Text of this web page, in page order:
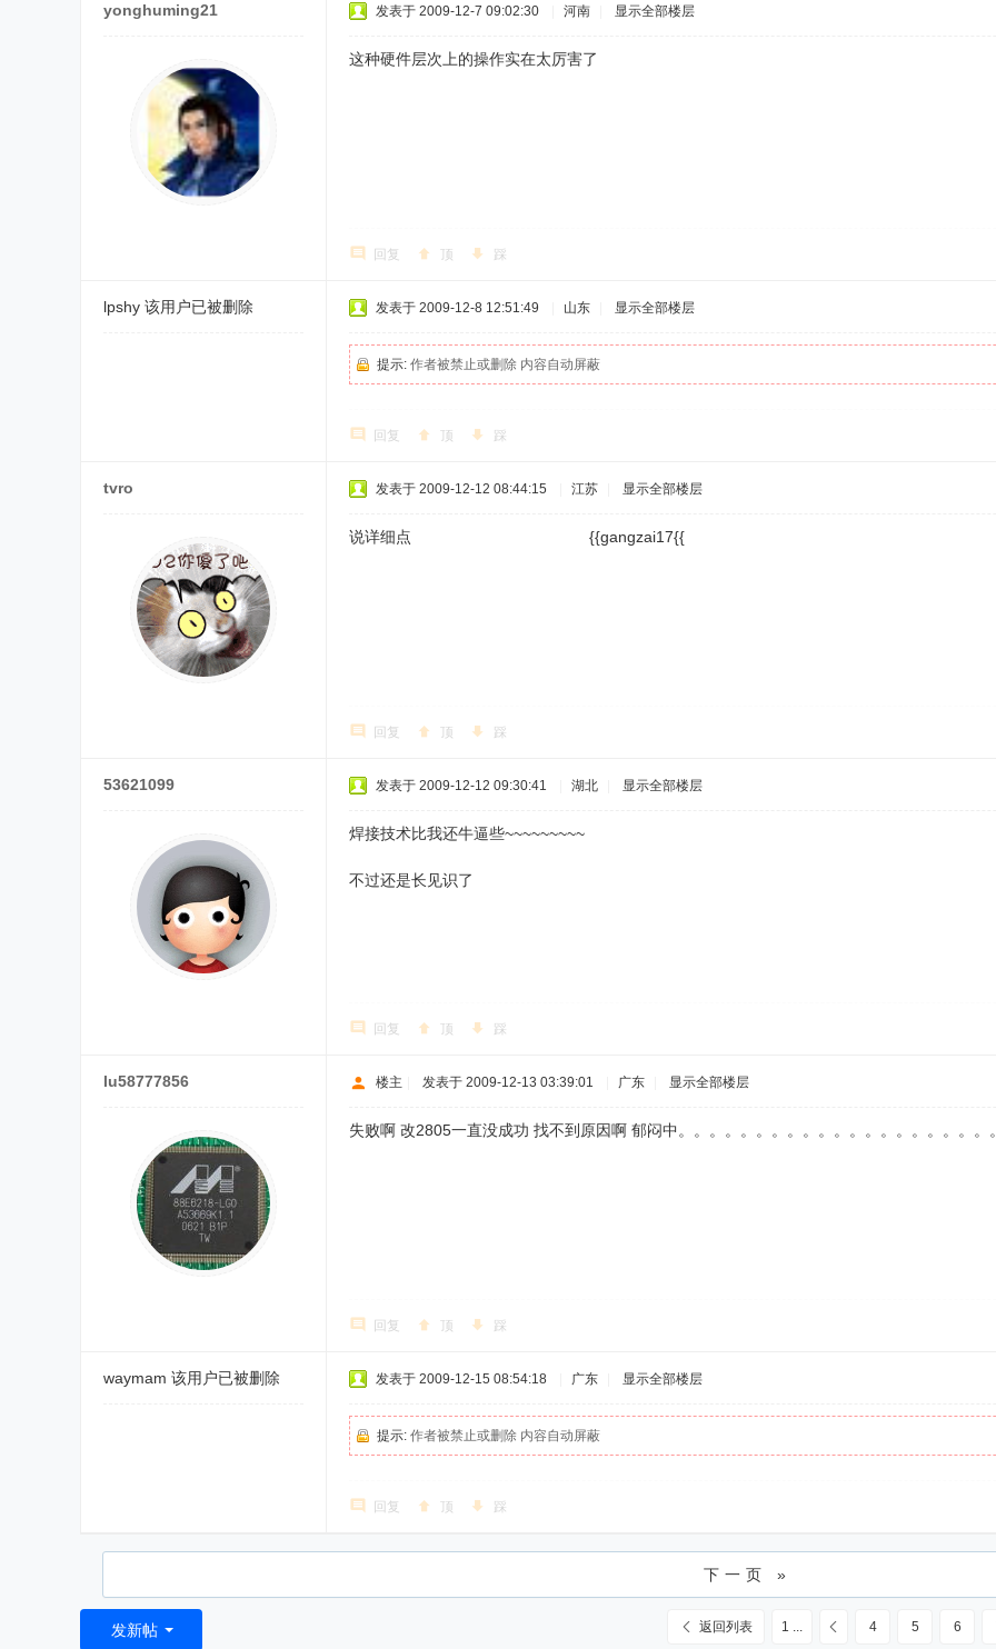
yonghuming21 发表于 2009-12-7 09:02:30 河南 显示全部楼层
这种硬件层次上的操作实在太厉害了
回复 顶 踩
lpshy 该用户已被删除 发表于 2009-12-8 12:51:49 山东 显示全部楼层
提示: 作者被禁止或删除 内容自动屏蔽
回复 顶 踩
tvro 发表于 2009-12-12 08:44:15 江苏 显示全部楼层
说详细点 {{gangzai17{{
回复 顶 踩
53621099 发表于 2009-12-12 09:30:41 湖北 显示全部楼层
焊接技术比我还牛逼些~~~~~~~~~
不过还是长见识了
回复 顶 踩
lu58777856 楼主 发表于 2009-12-13 03:39:01 广东 显示全部楼层
失败啊 改2805一直没成功 找不到原因啊 郁闷中。。。。。。。。。。。。。。。。。。。
回复 顶 踩
waymam 该用户已被删除 发表于 2009-12-15 08:54:18 广东 显示全部楼层
提示: 作者被禁止或删除 内容自动屏蔽
回复 顶 踩
下一页 »
1 ... 4 5 6
返回列表
发新帖